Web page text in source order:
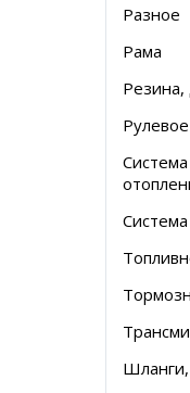
Разное
Рама
Резина,